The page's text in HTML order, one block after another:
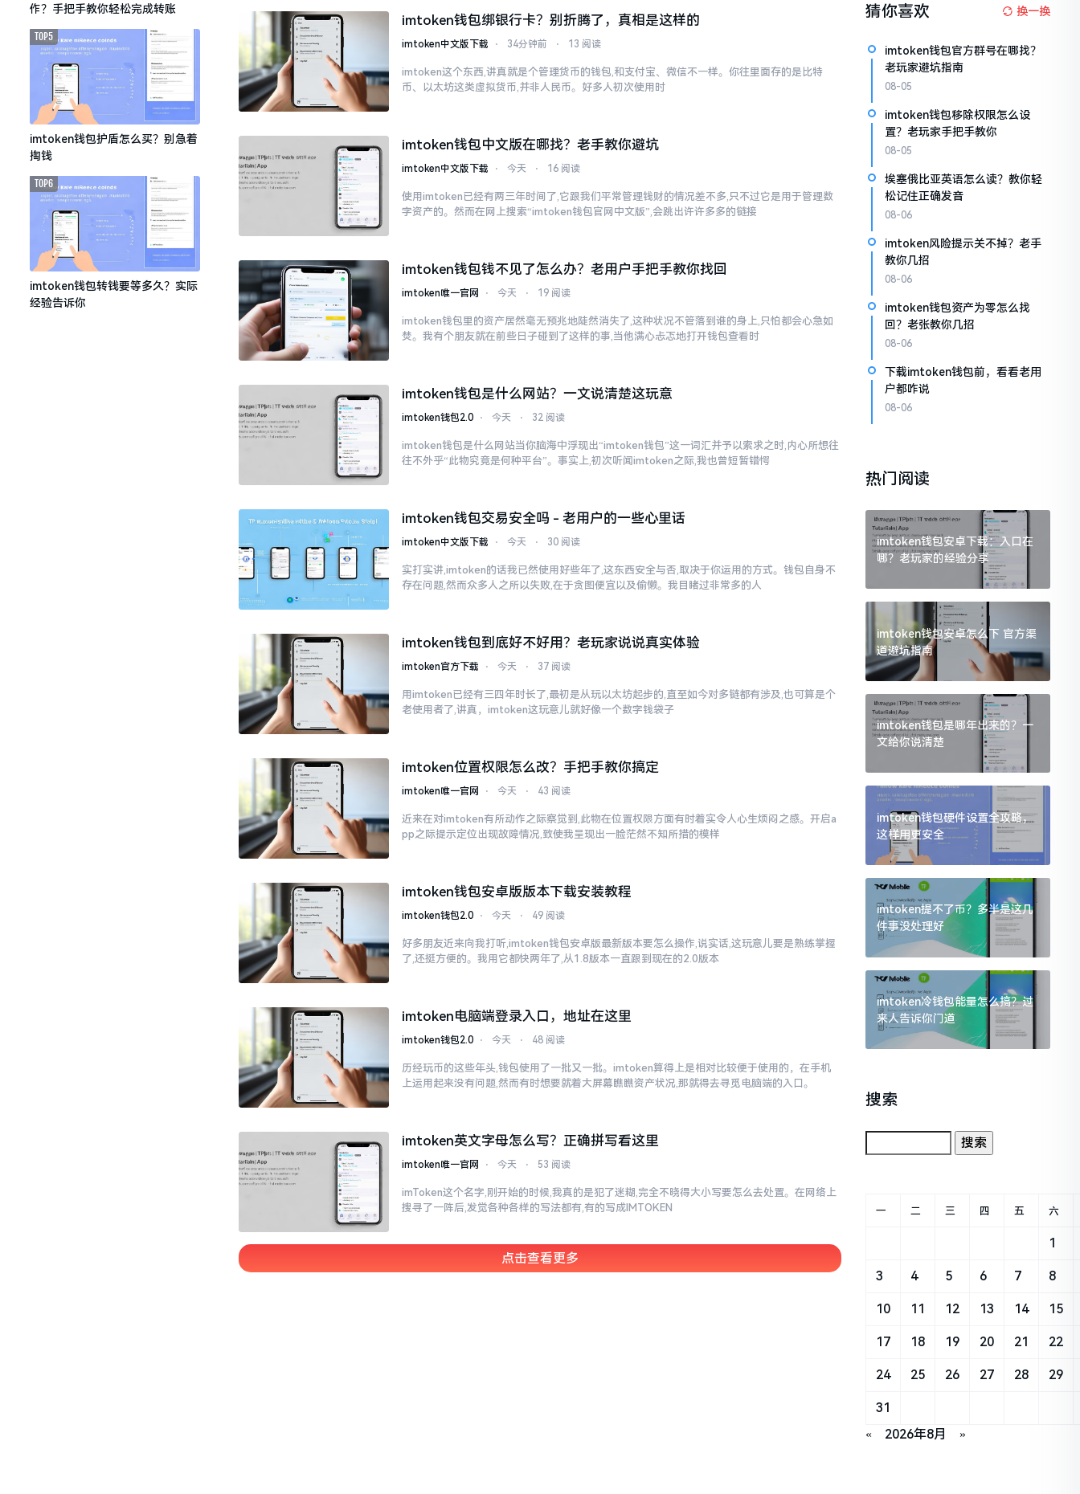
作？手把手教你轻松完成转账
imtoken钱包护盾怎么买？别急着
掏钱
TOP5
imtoken钱包转钱要等多久？实际
经验告诉你
TOP6
imtoken钱包绑银行卡？别折腾了，真相是这样的
imtoken中文版下载 ⋅ 34分钟前 ⋅ 13 阅读
imtoken这个东西,讲真就是个管理货币的钱包,和支付宝、微信不一样。你往里面存的是比特
币、以太坊这类虚拟货币,并非人民币。好多人初次使用时
imtoken钱包中文版在哪找？老手教你避坑
imtoken中文版下载 ⋅ 今天 ⋅ 16 阅读
使用imtoken已经有两三年时间了,它跟我们平常管理钱财的情况差不多,只不过它是用于管理数
字资产的。然而在网上搜索“imtoken钱包官网中文版”,会跳出许许多多的链接
imtoken钱包钱不见了怎么办？老用户手把手教你找回
imtoken唯一官网 ⋅ 今天 ⋅ 19 阅读
imtoken钱包里的资产居然毫无预兆地陡然消失了,这种状况不管落到谁的身上,只怕都会心急如
焚。我有个朋友就在前些日子碰到了这样的事,当他满心忐忑地打开钱包查看时
imtoken钱包是什么网站？一文说清楚这玩意
imtoken钱包2.0 ⋅ 今天 ⋅ 32 阅读
imtoken钱包是什么网站当你脑海中浮现出“imtoken钱包”这一词汇并予以索求之时,内心所想往
往不外乎“此物究竟是何种平台”。事实上,初次听闻imtoken之际,我也曾短暂错愕
imtoken钱包交易安全吗 - 老用户的一些心里话
imtoken中文版下载 ⋅ 今天 ⋅ 30 阅读
实打实讲,imtoken的话我已然使用好些年了,这东西安全与否,取决于你运用的方式。钱包自身不
存在问题,然而众多人之所以失败,在于贪图便宜以及偷懒。我目睹过非常多的人
imtoken钱包到底好不好用？老玩家说说真实体验
imtoken官方下载 ⋅ 今天 ⋅ 37 阅读
用imtoken已经有三四年时长了,最初是从玩以太坊起步的,直至如今对多链都有涉及,也可算是个
老使用者了,讲真，imtoken这玩意儿就好像一个数字钱袋子
imtoken位置权限怎么改？手把手教你搞定
imtoken唯一官网 ⋅ 今天 ⋅ 43 阅读
近来在对imtoken有所动作之际察觉到,此物在位置权限方面有时着实令人心生烦闷之感。开启a
pp之际提示定位出现故障情况,致使我呈现出一脸茫然不知所措的模样
imtoken钱包安卓版版本下载安装教程
imtoken钱包2.0 ⋅ 今天 ⋅ 49 阅读
好多朋友近来向我打听,imtoken钱包安卓版最新版本要怎么操作,说实话,这玩意儿要是熟练掌握
了,还挺方便的。我用它都快两年了,从1.8版本一直跟到现在的2.0版本
imtoken电脑端登录入口，地址在这里
imtoken钱包2.0 ⋅ 今天 ⋅ 48 阅读
历经玩币的这些年头,钱包使用了一批又一批。imtoken算得上是相对比较便于使用的，在手机
上运用起来没有问题,然而有时想要就着大屏幕瞧瞧资产状况,那就得去寻觅电脑端的入口。
imtoken英文字母怎么写？正确拼写看这里
imtoken唯一官网 ⋅ 今天 ⋅ 53 阅读
imToken这个名字,刚开始的时候,我真的是犯了迷糊,完全不晓得大小写要怎么去处置。在网络上
搜寻了一阵后,发觉各种各样的写法都有,有的写成IMTOKEN
点击查看更多
猜你喜欢 换一换
imtoken钱包官方群号在哪找？
老玩家避坑指南
08-05
imtoken钱包移除权限怎么设
置？老玩家手把手教你
08-05
埃塞俄比亚英语怎么读？教你轻
松记住正确发音
08-06
imtoken风险提示关不掉？老手
教你几招
08-06
imtoken钱包资产为零怎么找
回？老张教你几招
08-06
下载imtoken钱包前，看看老用
户都咋说
08-06
热门阅读
imtoken钱包安卓下载：入口在
哪？老玩家的经验分享
imtoken钱包安卓怎么下 官方渠
道避坑指南
imtoken钱包是哪年出来的？一
文给你说清楚
imtoken钱包硬件设置全攻略，
这样用更安全
imtoken提不了币？多半是这几
件事没处理好
imtoken冷钱包能量怎么搞？过
来人告诉你门道
搜索
« 2026年8月 »
一 二 三 四 五 六
1
3 4 5 6 7 8
10 11 12 13 14 15
17 18 19 20 21 22
24 25 26 27 28 29
31